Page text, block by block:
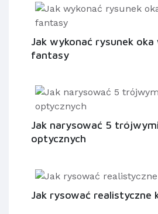
Jak wykonać rysunek
fantasy
Jak narysować 5
optycznych
Jak rysować realistyczne